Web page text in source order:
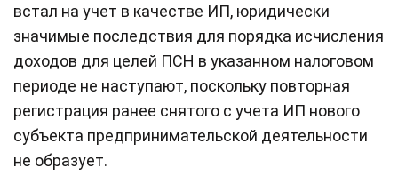
встал на учет в качестве ИП, юридически
значимые последствия для порядка исчисления
доходов для целей ПСН в указанном налоговом
периоде не наступают, поскольку повторная
регистрация ранее снятого с учета ИП нового
субъекта предпринимательской деятельности
не образует.